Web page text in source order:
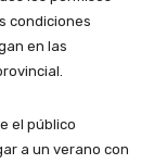
condiciones
en las
el público
a un verano con